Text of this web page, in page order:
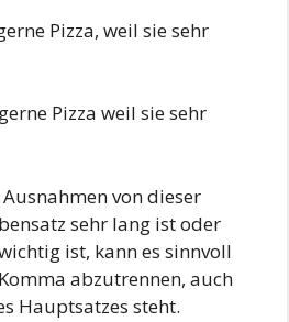
Pizza, weil sie sehr
Pizza weil sie sehr
von dieser
sehr lang ist oder
ist, kann es sinnvoll
abzutrennen, auch
Hauptsatzes steht.